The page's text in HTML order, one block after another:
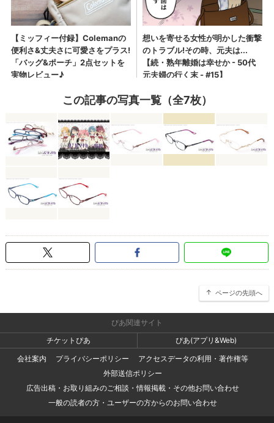
この記事の写真一覧（全7枚）
ページの先頭へ
ぴあ関連サイト
チケットぴあ
ぴあ(アプリ&Web)
会社案内
プライバシーポリシー
アクセスデータの利用・著作権等
外部送信ポリシー
広告出稿・お取り組みのご相談・情報掲載・その他お問い合わせ
一般の読者の方・ユーザーの方からのお問い合わせ